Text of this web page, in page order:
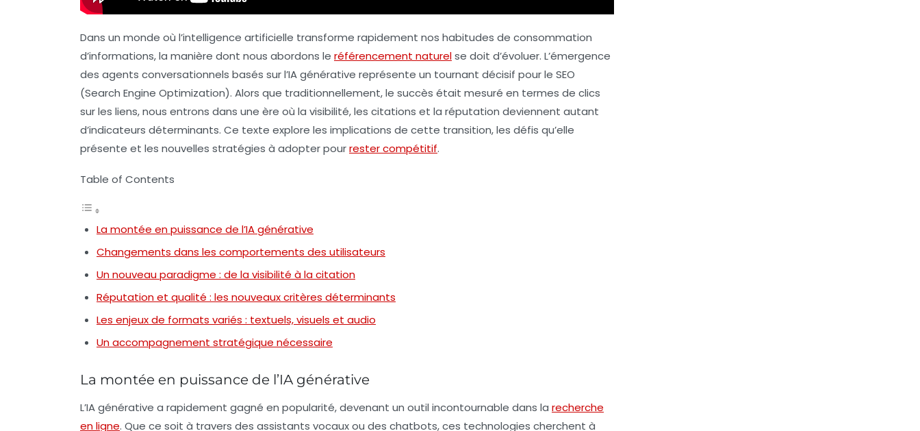
Dans un monde où l’intelligence artificielle transforme rapidement nos habitudes de consommation
d’informations, la manière dont nous abordons le référencement naturelse doit d’évoluer. L’émergence
des agents conversationnels basés sur l’IA générative représente un tournant décisif pour le SEO
(Search Engine Optimization). Alors que traditionnellement, le succès était mesuré en termes de clics
sur les liens, nous entrons dans une ère où la visibilité, les citations et la réputation deviennent autant
d’indicateurs déterminants. Ce texte explore les implications de cette transition, les défis qu’elle
présente et les nouvelles stratégies à adopter pourrester compétitif.
Table of Contents
La montée en puissance de l’IA générative
Changements dans les comportements des utilisateurs
Un nouveau paradigme : de la visibilité à la citation
Réputation et qualité : les nouveaux critères déterminants
Les enjeux de formats variés : textuels, visuels et audio
Un accompagnement stratégique nécessaire
La montée en puissance de l’IA générative
L’IA générative a rapidement gagné en popularité, devenant un outil incontournable dans la recherche
en ligne. Que ce soit à travers des assistants vocaux ou des chatbots, ces technologies cherchent à